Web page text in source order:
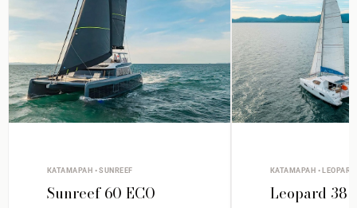
КАТАМАРАН • SUNREEF
Sunreef 60 ECO
КАТАМАРАН • LEOPARD
Leopard 38